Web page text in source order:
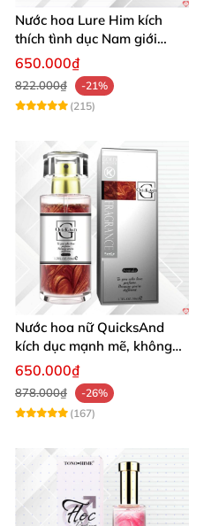
Nước hoa Lure Him kích
thích tình dục Nam giới
không mùi loại cực mạnh
650.000₫
822.000₫
-21%
(215)
Nước hoa nữ QuicksAnd
kích dục mạnh mẽ, không
mùi, quyến rũ chàng
650.000₫
878.000₫
-26%
(167)